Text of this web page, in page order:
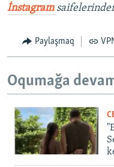
İnstagram
Paylaşmaq
Oqumağa